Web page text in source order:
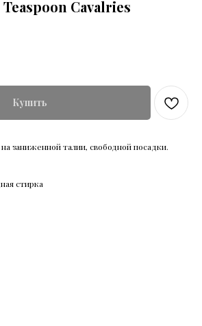
Cavalries
Купить
заниженной талии, свободной посадки.
стирка